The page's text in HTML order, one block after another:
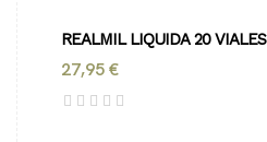
REALMIL LIQUIDA 20 VIALES
27,95 €